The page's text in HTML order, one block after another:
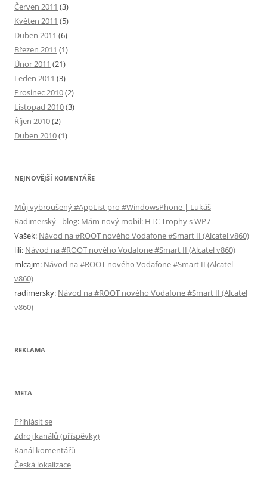
Červen 2011 (3)
Květen 2011 (5)
Duben 2011 (6)
Březen 2011 (1)
Únor 2011 (21)
Leden 2011 (3)
Prosinec 2010(2)
Listopad 2010(3)
Říjen 2010(2)
Duben 2010(1)
NEJNOVĚJŠÍ KOMENTÁŘE
Můj vybroušený #AppList pro #WindowsPhone | Lukáš
Radimerský - blog: Mám nový mobil: HTC Trophy s WP7
Vašek: Návod na #ROOT nového Vodafone #Smart II (Alcatel v860)
lili: Návod na #ROOT nového Vodafone #Smart II (Alcatel v860)
mlcajm: Návod na #ROOT nového Vodafone #Smart II (Alcatel
v860)
radimersky: Návod na #ROOT nového Vodafone #Smart II (Alcatel
v860)
REKLAMA
META
Přihlásit se
Zdroj kanálů (příspěvky)
Kanál komentářů
Česká lokalizace